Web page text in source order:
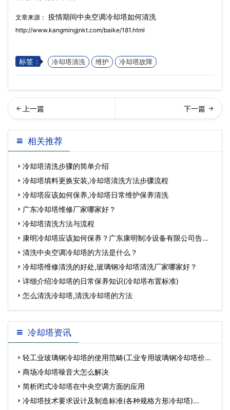
文章来源： 疫情期间中央空调冷却塔如何清洗
http://www.kangmingjnkt.com/baike/181.html
标签： 冷却塔清洗 维护 冷却塔故障
璃钢冷却塔效率低提高冷却
塔排风量的方法…
形冷却塔收水器出现漂水解
决？
相关推荐
冷却塔清洗步骤的简单介绍
冷却塔填料更换安装,冷却塔清洗方法步骤流程
冷却塔应该如何保养,冷却塔日常维护保养清洗
广东冷却塔维修厂家哪家好？
冷却塔清洗方法与流程
康明冷却塔应该如何保养？广东康明制冷设备有限公司告诉
您(潮
清洗中央空调冷却塔的方法是什么？
冷却塔维修清洗的好处,玻璃钢冷却塔清洗厂家哪家好？
详细介绍冷却塔的日常保养知识(冷却塔布置标准)
怎么清洗冷却塔,清洗冷却塔的方法
冷却塔资讯
轻工业玻璃钢冷却塔的使用范畴(工业专用玻璃钢冷却塔价格
比…商场冷却塔噪音大怎么解决
简析闭式冷却塔在中央空调方面的应用
冷却塔技术要求设计及制造标准(各种规格方形冷却塔)…